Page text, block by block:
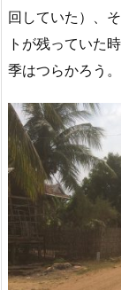
回していた）、
トが残っていた
季はつらかろう。